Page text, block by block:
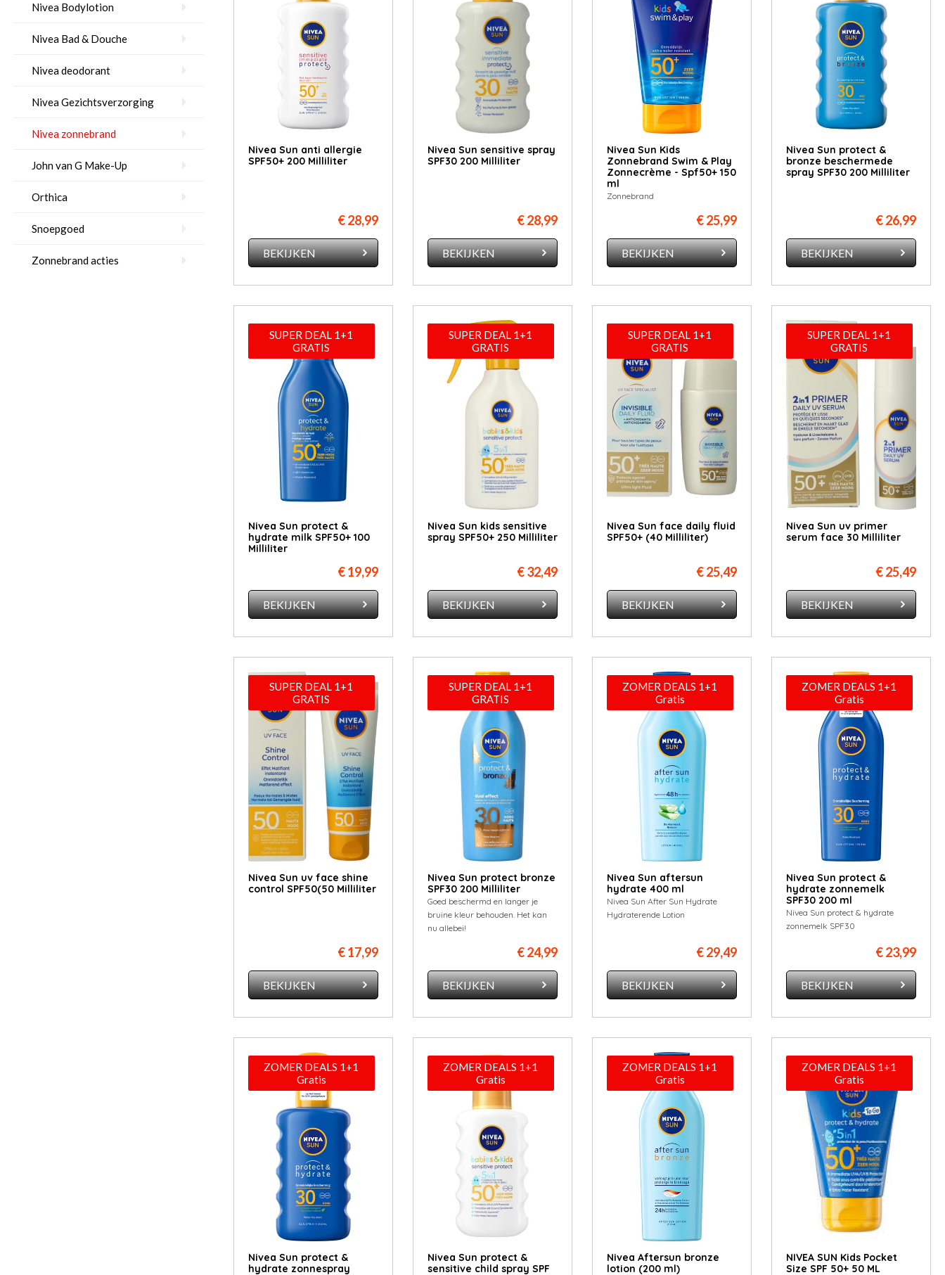
Nivea Bodylotion
Nivea Bad & Douche
Nivea deodorant
Nivea Gezichtsverzorging
Nivea zonnebrand
John van G Make-Up
Orthica
Snoepgoed
Zonnebrand acties
Nivea Sun anti allergie
SPF50+ 200 Milliliter
€ 28,99
BEKIJKEN
Nivea Sun sensitive spray
SPF30 200 Milliliter
€ 28,99
BEKIJKEN
Nivea Sun Kids
Zonnebrand Swim & Play
Zonnecrème - Spf50+ 150
ml
Zonnebrand
€ 25,99
BEKIJKEN
Nivea Sun protect &
bronze beschermede
spray SPF30 200 Milliliter
€ 26,99
BEKIJKEN
SUPER DEAL 1+1
GRATIS
Nivea Sun protect &
hydrate milk SPF50+ 100
Milliliter
€ 19,99
BEKIJKEN
SUPER DEAL 1+1
GRATIS
Nivea Sun kids sensitive
spray SPF50+ 250 Milliliter
€ 32,49
BEKIJKEN
SUPER DEAL 1+1
GRATIS
Nivea Sun face daily fluid
SPF50+ (40 Milliliter)
€ 25,49
BEKIJKEN
SUPER DEAL 1+1
GRATIS
Nivea Sun uv primer
serum face 30 Milliliter
€ 25,49
BEKIJKEN
SUPER DEAL 1+1
GRATIS
Nivea Sun uv face shine
control SPF50(50 Milliliter
€ 17,99
BEKIJKEN
SUPER DEAL 1+1
GRATIS
Nivea Sun protect bronze
SPF30 200 Milliliter
Goed beschermd en langer je
bruine kleur behouden. Het kan
nu allebei!
€ 24,99
BEKIJKEN
ZOMER DEALS 1+1
Gratis
Nivea Sun aftersun
hydrate 400 ml
Nivea Sun After Sun Hydrate
Hydraterende Lotion
€ 29,49
BEKIJKEN
ZOMER DEALS 1+1
Gratis
Nivea Sun protect &
hydrate zonnemelk
SPF30 200 ml
Nivea Sun protect & hydrate
zonnemelk SPF30
€ 23,99
BEKIJKEN
ZOMER DEALS 1+1
Gratis
Nivea Sun protect &
hydrate zonnespray
ZOMER DEALS 1+1
Gratis
Nivea Sun protect &
sensitive child spray SPF
ZOMER DEALS 1+1
Gratis
Nivea Aftersun bronze
lotion (200 ml)
ZOMER DEALS 1+1
Gratis
NIVEA SUN Kids Pocket
Size SPF 50+ 50 ML